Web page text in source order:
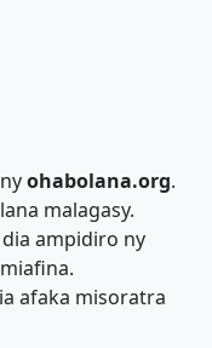
ohabolana.org.
malagasy.
ampidiro ny
afaka misoratra